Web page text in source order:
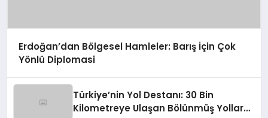
Erdoğan’dan Bölgesel Hamleler: Barış İçin Çok
Yönlü Diplomasi
Türkiye’nin Yol Destanı: 30 Bin
Kilometreye Ulaşan Bölünmüş Yollar